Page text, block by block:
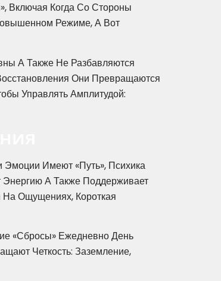
Включая Когда Со Стороны
Режиме, А Вот
А Также Не Разбавляются
Они Превращаются
Управлять Амплитудой:
Имеют «путь», Психика
Энергию А Также Поддерживает
На Ощущениях, Короткая
«сбросы» Ежедневно День
Четкость: Заземление,